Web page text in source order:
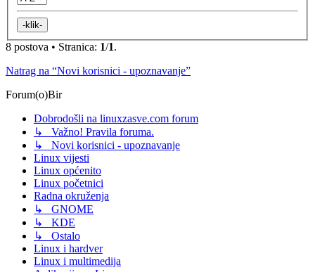
8 postova • Stranica: 1/1.
Natrag na “Novi korisnici - upoznavanje”
Forum(o)Bir
Dobrodošli na linuxzasve.com forum
↳ Važno! Pravila foruma.
↳ Novi korisnici - upoznavanje
Linux vijesti
Linux općenito
Linux početnici
Radna okruženja
↳ GNOME
↳ KDE
↳ Ostalo
Linux i hardver
Linux i multimedija